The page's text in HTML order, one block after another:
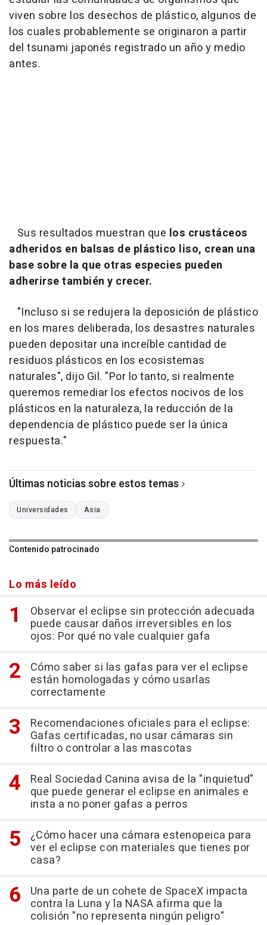
viven sobre los desechos de plástico, algunos de
los cuales probablemente se originaron a partir
del tsunami japonés registrado un año y medio
antes.
Sus resultados muestran que los crustáceos
adheridos en balsas de plástico liso, crean una
base sobre la que otras especies pueden
adherirse también y crecer.
"Incluso si se redujera la deposición de plástico
en los mares deliberada, los desastres naturales
pueden depositar una increíble cantidad de
residuos plásticos en los ecosistemas
naturales", dijo Gil. "Por lo tanto, si realmente
queremos remediar los efectos nocivos de los
plásticos en la naturaleza, la reducción de la
dependencia de plástico puede ser la única
respuesta."
Últimas noticias sobre estos temas
Universidades Asia
Contenido patrocinado
Lo más leído
Observar el eclipse sin protección adecuada
puede causar daños irreversibles en los
ojos: Por qué no vale cualquier gafa
Cómo saber si las gafas para ver el eclipse
están homologadas y cómo usarlas
correctamente
Recomendaciones oficiales para el eclipse:
Gafas certificadas, no usar cámaras sin
filtro o controlar a las mascotas
Real Sociedad Canina avisa de la "inquietud"
que puede generar el eclipse en animales e
insta a no poner gafas a perros
¿Cómo hacer una cámara estenopeica para
ver el eclipse con materiales que tienes por
casa?
Una parte de un cohete de SpaceX impacta
contra la Luna y la NASA afirma que la
colisión "no representa ningún peligro"